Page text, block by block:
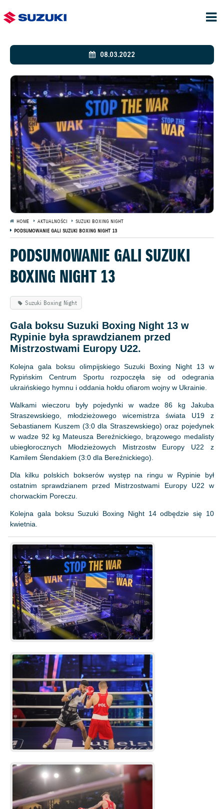
08.03.2022
HOME AKTUALNOŚCI
SUZUKI BOXING NIGHT
PODSUMOWANIE GALI SUZUKI BOXING NIGHT 13
PODSUMOWANIE GALI SUZUKI
BOXING NIGHT 13
Suzuki Boxing Night
Gala boksu Suzuki Boxing Night 13 w
Rypinie była sprawdzianem przed
Mistrzostwami Europy U22.
Kolejna gala boksu olimpijskiego Suzuki Boxing Night 13 w
Rypińskim Centrum Sportu rozpoczęła się od odegrania
ukraińskiego hymnu i oddania hołdu ofiarom wojny w Ukrainie.
Walkami wieczoru były pojedynki w wadze 86 kg Jakuba
Straszewskiego, młodzieżowego wicemistrza świata U19 z
Sebastianem Kuszem (3:0 dla Straszewskiego) oraz pojedynek
w wadze 92 kg Mateusza Bereźnickiego, brązowego medalisty
ubiegłorocznych Młodzieżowych Mistrzostw Europy U22 z
Kamilem Ślendakiem (3:0 dla Bereźnickiego).
Dla kilku polskich bokserów występ na ringu w Rypinie był
ostatnim sprawdzianem przed Mistrzostwami Europy U22 w
chorwackim Poreczu.
Kolejna gala boksu Suzuki Boxing Night 14 odbędzie się 10
kwietnia.